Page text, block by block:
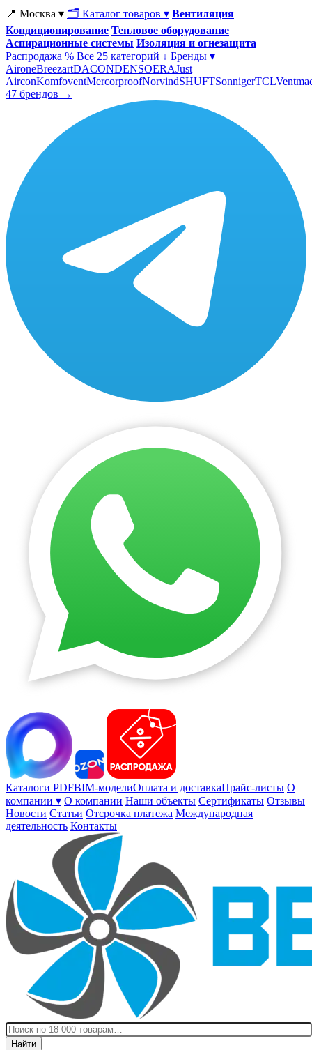
📍 Москва ▾ 🗂 Каталог товаров ▾ Вентиляция
Кондиционирование Тепловое оборудование
Аспирационные системы Изоляция и огнезащита
Распродажа % Все 25 категорий ↓ Бренды ▾
AironeBreezartDACONDENSOERAJust
AirconKomfoventMercorproofNorvindSHUFTSonnigerTCL
47 брендов →
Каталоги PDFBIM-моделиОплата и доставкаПрайс-листы О
компании ▾ О компании Наши объекты Сертификаты Отзывы
Новости Статьи Отсрочка платежа Международная
деятельность Контакты
Найти